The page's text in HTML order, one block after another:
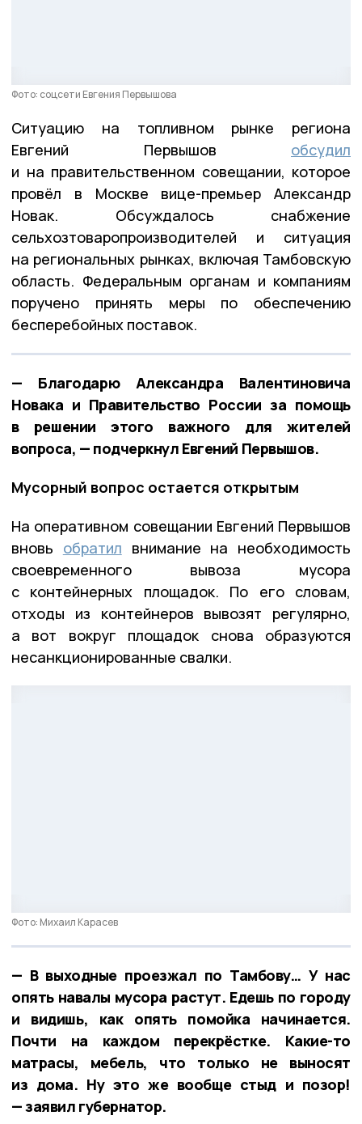
Фото: соцсети Евгения Первышова
Ситуацию на топливном рынке региона
Евгений Первышов обсудил
и на правительственном совещании, которое
провёл в Москве вице-премьер Александр
Новак. Обсуждалось снабжение
сельхозтоваропроизводителей и ситуация
на региональных рынках, включая Тамбовскую
область. Федеральным органам и компаниям
поручено принять меры по обеспечению
бесперебойных поставок.
— Благодарю Александра Валентиновича
Новака и Правительство России за помощь
в решении этого важного для жителей
вопроса, — подчеркнул Евгений Первышов.
Мусорный вопрос остается открытым
На оперативном совещании Евгений Первышов
вновь обратил внимание на необходимость
своевременного вывоза мусора
с контейнерных площадок. По его словам,
отходы из контейнеров вывозят регулярно,
а вот вокруг площадок снова образуются
несанкционированные свалки.
Фото: Михаил Карасев
— В выходные проезжал по Тамбову… У нас
опять навалы мусора растут. Едешь по городу
и видишь, как опять помойка начинается.
Почти на каждом перекрёстке. Какие-то
матрасы, мебель, что только не выносят
из дома. Ну это же вообще стыд и позор!
— заявил губернатор.